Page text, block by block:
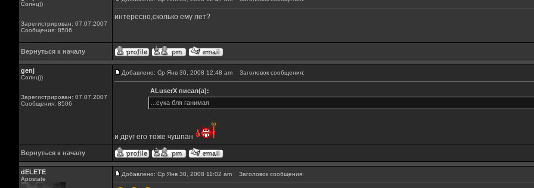
Солнц))
Зарегистрирован: 07.07.2007
Сообщения: 8506
интересно,сколько ему лет?
Вернуться к началу
genj
Солнц))
Зарегистрирован: 07.07.2007
Сообщения: 8506
Добавлено: Ср Янв 30, 2008 12:48 am Заголовок сообщения:
ALuserX писал(а):
...сука бля ганимая
и друг его тоже чушпан
Вернуться к началу
dELETE
Apostate
Добавлено: Ср Янв 30, 2008 11:02 am Заголовок сообщения: